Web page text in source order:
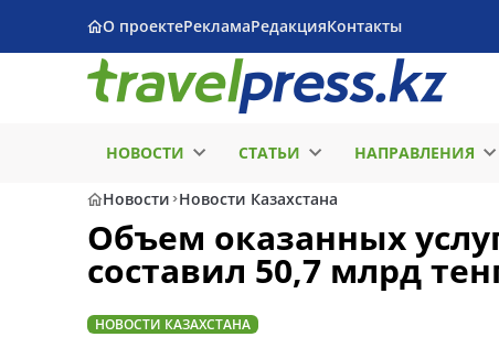
О проектеРекламаРедакцияКонтакты
НОВОСТИ СТАТЬИ НАПРАВЛЕНИЯ
Новости Новости Казахстана
Объем оказанных
составил 50,7 млрд
НОВОСТИ КАЗАХСТАНА